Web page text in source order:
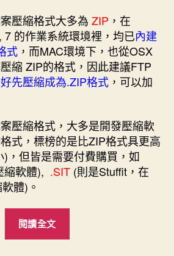
佈
日
期
壓縮格式大多為 ZIP ，在
7 的作業系統環境裡，均已內建
式 ，而MAC環境下，也從OSX
縮 ZIP的格式，因此建議FTP
先壓縮成為.ZIP格式 ，可以加
壓縮格式，大多是開發壓縮軟
式，標榜的是比ZIP格式具更高
，但皆是需要付費購買，如
縮軟體), .SIT (則是Stuffit，在
體)。
閱讀全文